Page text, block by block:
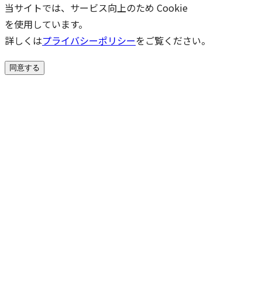
当サイトでは、サービス向上のため Cookie
を使用しています。
詳しくはプライバシーポリシーをご覧ください。
同意する